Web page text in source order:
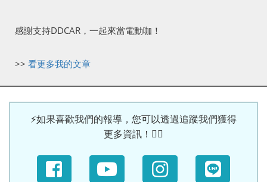
感謝支持DDCAR，一起來當電動咖！
>> 看更多我的文章
⚡如果喜歡我們的報導，您可以透過追蹤我們獲得
更多資訊！🙆‍♀